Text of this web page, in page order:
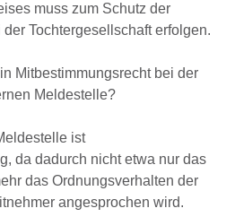
muss zum Schutz der
Tochtergesellschaft erfolgen.
Mitbestimmungsrecht bei der
Meldestelle?
ist
da dadurch nicht etwa nur das
das Ordnungsverhalten der
angesprochen wird.